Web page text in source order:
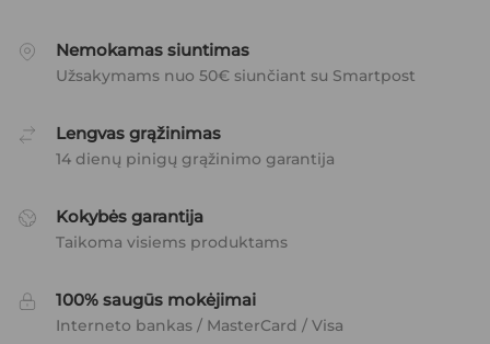
Nemokamas siuntimas
Užsakymams nuo 50€ siunčiant su Smartpost
Lengvas grąžinimas
14 dienų pinigų grąžinimo garantija
Kokybės garantija
Taikoma visiems produktams
100% saugūs mokėjimai
Interneto bankas / MasterCard / Visa